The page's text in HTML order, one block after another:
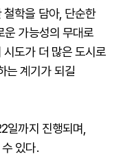
철학을 담아, 단순한
운 가능성의 무대로
도가 더 많은 도시로
는 계기가 되길
까지 진행되며,
있다.